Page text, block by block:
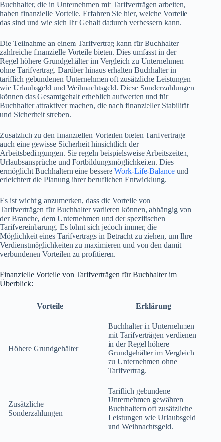
Buchhalter, die in Unternehmen mit Tarifverträgen arbeiten,
haben finanzielle Vorteile. Erfahren Sie hier, welche Vorteile
das sind und wie sich Ihr Gehalt dadurch verbessern kann.
Die Teilnahme an einem Tarifvertrag kann für Buchhalter
zahlreiche finanzielle Vorteile bieten. Dies umfasst in der
Regel höhere Grundgehälter im Vergleich zu Unternehmen
ohne Tarifvertrag. Darüber hinaus erhalten Buchhalter in
tariflich gebundenen Unternehmen oft zusätzliche Leistungen
wie Urlaubsgeld und Weihnachtsgeld. Diese Sonderzahlungen
können das Gesamtgehalt erheblich aufwerten und für
Buchhalter attraktiver machen, die nach finanzieller Stabilität
und Sicherheit streben.
Zusätzlich zu den finanziellen Vorteilen bieten Tarifverträge
auch eine gewisse Sicherheit hinsichtlich der
Arbeitsbedingungen. Sie regeln beispielsweise Arbeitszeiten,
Urlaubsansprüche und Fortbildungsmöglichkeiten. Dies
ermöglicht Buchhaltern eine bessere Work-Life-Balance und
erleichtert die Planung ihrer beruflichen Entwicklung.
Es ist wichtig anzumerken, dass die Vorteile von
Tarifverträgen für Buchhalter variieren können, abhängig von
der Branche, dem Unternehmen und der spezifischen
Tarifvereinbarung. Es lohnt sich jedoch immer, die
Möglichkeit eines Tarifvertrags in Betracht zu ziehen, um Ihre
Verdienstmöglichkeiten zu maximieren und von den damit
verbundenen Vorteilen zu profitieren.
Finanzielle Vorteile von Tarifverträgen für Buchhalter im
Überblick:
Vorteile Erklärung
Höhere Grundgehälter
Buchhalter in Unternehmen
mit Tarifverträgen verdienen
in der Regel höhere
Grundgehälter im Vergleich
zu Unternehmen ohne
Tarifvertrag.
Zusätzliche
Sonderzahlungen
Tariflich gebundene
Unternehmen gewähren
Buchhaltern oft zusätzliche
Leistungen wie Urlaubsgeld
und Weihnachtsgeld.